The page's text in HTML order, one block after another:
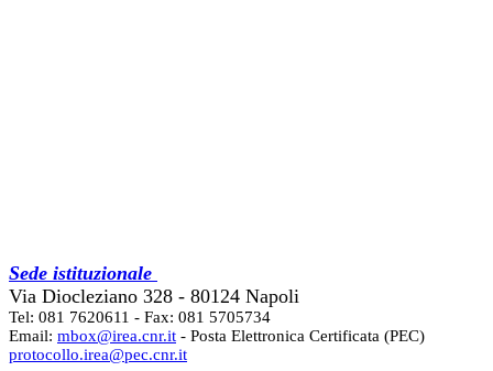
Sede istituzionale
Via Diocleziano 328 - 80124 Napoli
Tel: 081 7620611 - Fax: 081 5705734
Email: mbox@irea.cnr.it - Posta Elettronica Certificata (PEC)
protocollo.irea@pec.cnr.it